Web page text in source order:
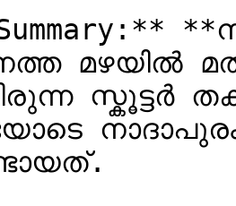
മഴയിൽ